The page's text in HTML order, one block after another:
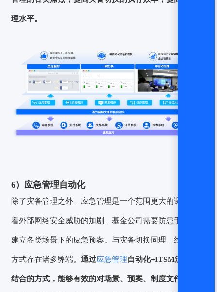
理水平。
6）应急管理自动化
除了灾备管理之外，应急管理是一个范围更大的课题，随
着外部网络安全威胁的加剧，基金公司需要防患于未然，
建立各类场景下的应急预案。与灾备切换同理，线下管理
方式存在诸多弊端。通过应急管理自动化+ITSM流程相
结合的方式，能够有效的对场景、预案、制度文件、组织